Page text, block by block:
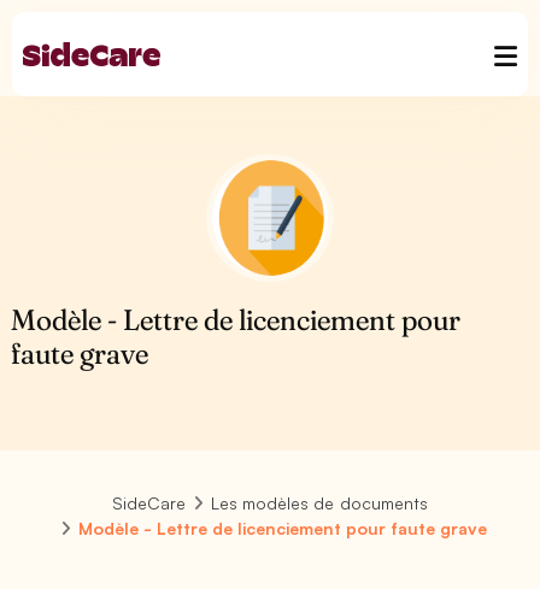
Modèle - Lettre de licenciement pour
faute grave
SideCare
Les modèles de documents
Modèle - Lettre de licenciement pour faute grave